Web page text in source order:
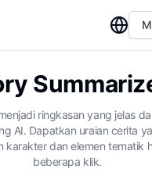
ringkasan yang jelas
AI. Dapatkan uraian cerita
karakter dan elemen tematik
beberapa klik.